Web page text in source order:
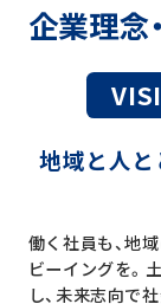
企業理念
地域と人と
働く社員も、地
ビーイングを。
し、未来志向で